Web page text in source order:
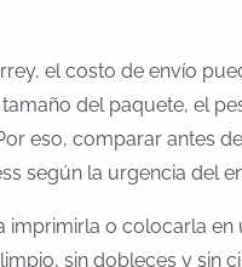
el costo de envío
del paquete, el
eso, comparar antes
según la urgencia del
o colocarla en
sin dobleces y sin